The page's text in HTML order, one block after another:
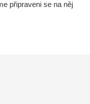
připraveni se na něj